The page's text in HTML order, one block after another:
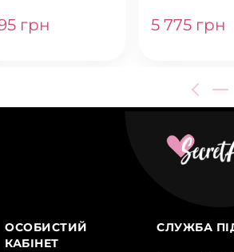
грн 5 775 грн
ОСОБИСТИЙ
КАБІНЕТ
СЛУЖБА